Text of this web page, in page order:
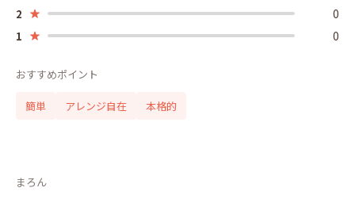
まろん
2 0
1 0
おすすめポイント
簡単 アレンジ自在 本格的